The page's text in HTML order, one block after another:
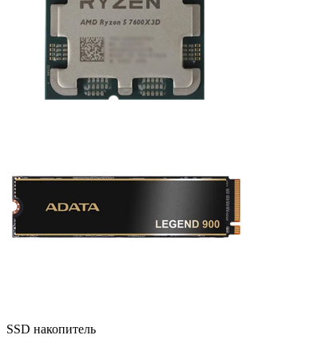
SSD накопитель